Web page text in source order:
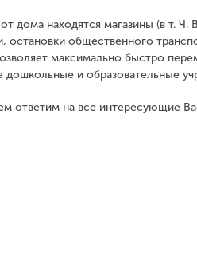
дома находятся магазины (в т.
остановки общественного
максимально быстро
и образовательные
ответим на все интересующие